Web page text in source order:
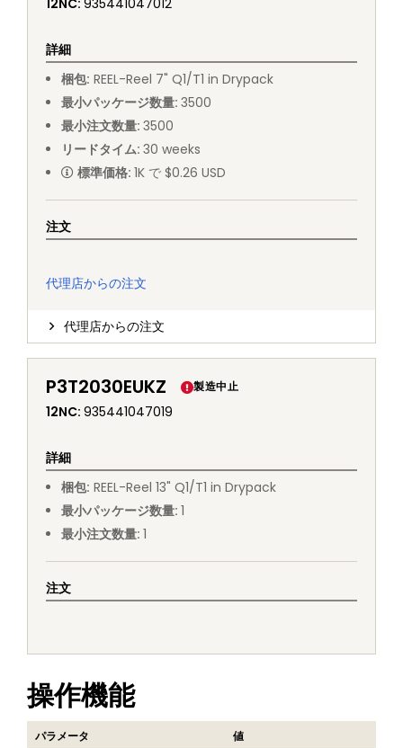
12NC: 935441047012
詳細
梱包: REEL-Reel 7" Q1/T1 in Drypack
最小パッケージ数量: 3500
最小注文数量: 3500
リードタイム: 30 weeks
標準価格: 1K で $0.26 USD
注文
代理店からの注文
代理店からの注文
P3T2030EUKZ 製造中止
12NC: 935441047019
詳細
梱包: REEL-Reel 13" Q1/T1 in Drypack
最小パッケージ数量: 1
最小注文数量: 1
注文
操作機能
パラメータ
値